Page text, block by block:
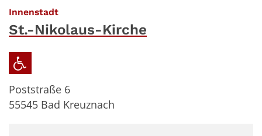
Innenstadt:
St.-Nikolaus-Kirche
Poststraße 6
55545 Bad Kreuznach